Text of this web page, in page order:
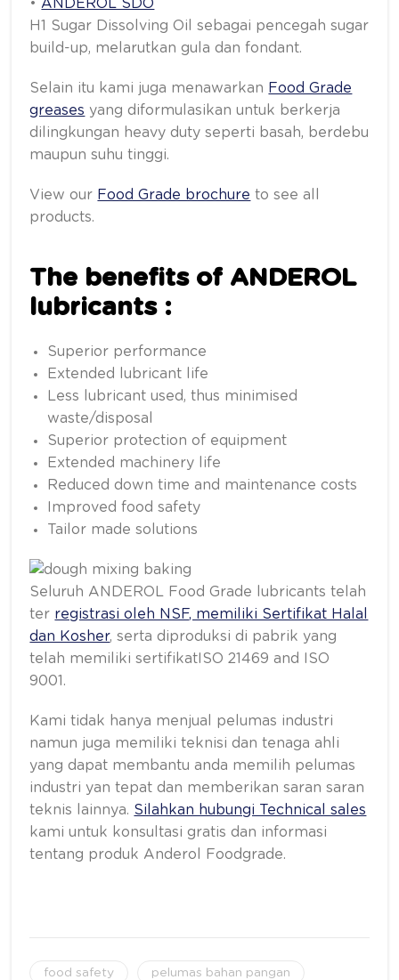
• ANDEROL SDO
H1 Sugar Dissolving Oil sebagai pencegah sugar
build-up, melarutkan gula dan fondant.
Selain itu kami juga menawarkan Food Grade
greases yang diformulasikan untuk berkerja
dilingkungan heavy duty seperti basah, berdebu
maupun suhu tinggi.
View our Food Grade brochure to see all
products.
The benefits of ANDEROL
lubricants :
Superior performance
Extended lubricant life
Less lubricant used, thus minimised
waste/disposal
Superior protection of equipment
Extended machinery life
Reduced down time and maintenance costs
Improved food safety
Tailor made solutions
Seluruh ANDEROL Food Grade lubricants telah
ter registrasi oleh NSF, memiliki Sertifikat Halal
dan Kosher, serta diproduksi di pabrik yang
telah memiliki sertifikatISO 21469 and ISO
9001.
Kami tidak hanya menjual pelumas industri
namun juga memiliki teknisi dan tenaga ahli
yang dapat membantu anda memilih pelumas
industri yan tepat dan memberikan saran saran
teknis lainnya. Silahkan hubungi Technical sales
kami untuk konsultasi gratis dan informasi
tentang produk Anderol Foodgrade.
food safety pelumas bahan pangan